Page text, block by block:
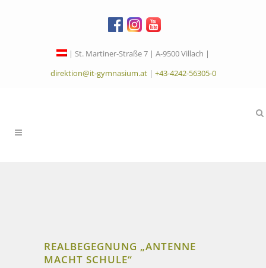
| St. Martiner-Straße 7 | A-9500 Villach |
direktion@it-gymnasium.at| +43-4242-56305-0
REALBEGEGNUNG „ANTENNE
MACHT SCHULE“